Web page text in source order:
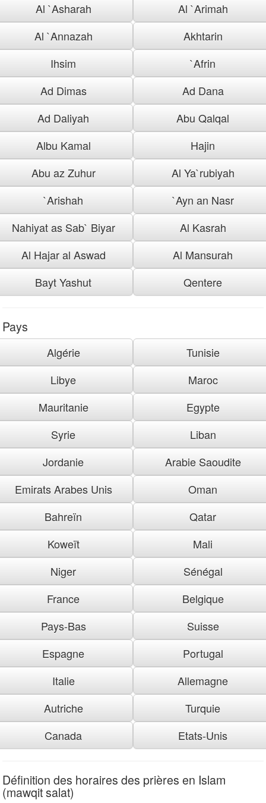
Al `Asharah
Al `Arimah
Al `Annazah
Akhtarin
Ihsim
`Afrin
Ad Dimas
Ad Dana
Ad Daliyah
Abu Qalqal
Albu Kamal
Hajin
Abu az Zuhur
Al Ya`rubiyah
`Arishah
`Ayn an Nasr
Nahiyat as Sab` Biyar
Al Kasrah
Al Hajar al Aswad
Al Mansurah
Bayt Yashut
Qentere
Pays
Algérie
Tunisie
Libye
Maroc
Mauritanie
Egypte
Syrie
Liban
Jordanie
Arabie Saoudite
Emirats Arabes Unis
Oman
Bahreïn
Qatar
Koweït
Mali
Niger
Sénégal
France
Belgique
Pays-Bas
Suisse
Espagne
Portugal
Italie
Allemagne
Autriche
Turquie
Canada
Etats-Unis
Définition des horaires des prières en Islam
(mawqit salat)